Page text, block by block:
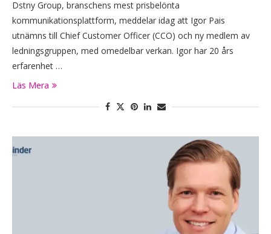
Dstny Group, branschens mest prisbelönta
kommunikationsplattform, meddelar idag att Igor Pais
utnämns till Chief Customer Officer (CCO) och ny medlem av
ledningsgruppen, med omedelbar verkan. Igor har 20 års
erfarenhet …
Läs Mera